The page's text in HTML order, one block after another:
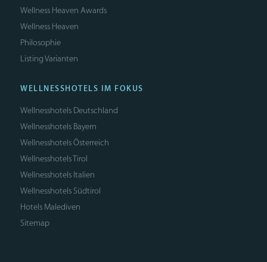
Wellness Heaven Awards
Wellness Heaven
Philosophie
Listing Varianten
WELLNESSHOTELS IM FOKUS
Wellnesshotels Deutschland
Wellnesshotels Bayern
Wellnesshotels Österreich
Wellnesshotels Tirol
Wellnesshotels Italien
Wellnesshotels Südtirol
Hotels Malediven
Sitemap